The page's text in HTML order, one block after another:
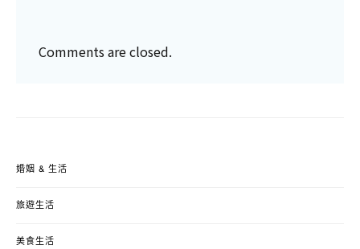
Comments are closed.
婚姻 & 生活
旅遊生活
美食生活